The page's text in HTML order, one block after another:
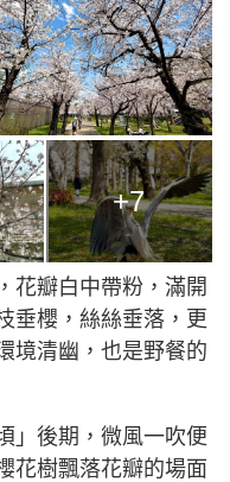
+7
花瓣白中帶粉，滿開
垂櫻，絲絲垂落，更
境清幽，也是野餐的
」後期，微風一吹便
花樹飄落花瓣的場面